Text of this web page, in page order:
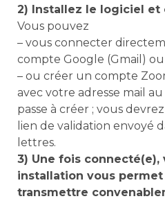
2) Installez le logiciel et
Vous pouvez
– vous connecter
compte Google (Gmail)
– ou créer un compte
avec votre adresse mail
passe à créer ; vous
lien de validation envoyé
lettres.
3) Une fois
installation vous
transmettre